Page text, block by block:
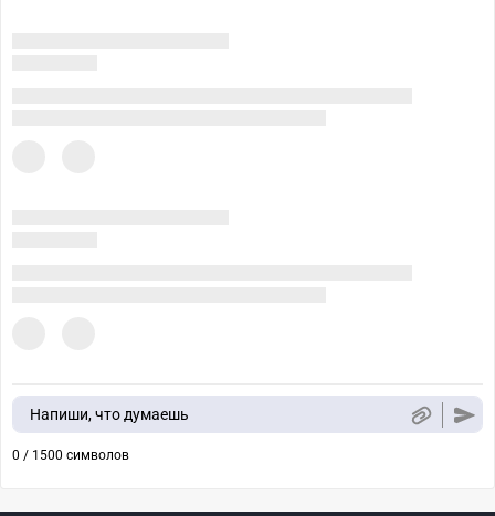
Напиши, что думаешь
0 / 1500 символов